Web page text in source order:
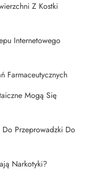
Z Kostki
Internetowego
Farmaceutycznych
Mogą Się
Do Przeprowadzki Do
Narkotyki?